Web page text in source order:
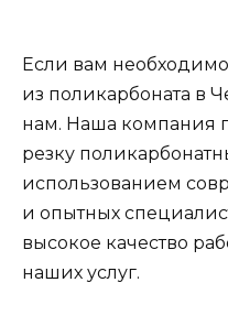
Если вам
из поликарбоната в
нам. Наша компания
резку
использованием
и опытных
высокое качество
наших услуг.